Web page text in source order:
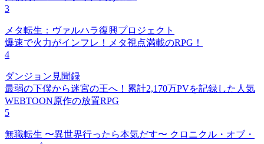
3
メタ転生：ヴァルハラ復興プロジェクト
爆速で火力がインフレ！メタ視点満載のRPG！
4
ダンジョン見聞録
最弱の下僕から迷宮の王へ！累計2,170万PVを記録した人気
WEBTOON原作の放置RPG
5
無職転生 〜異世界行ったら本気だす〜 クロニクル・オブ・